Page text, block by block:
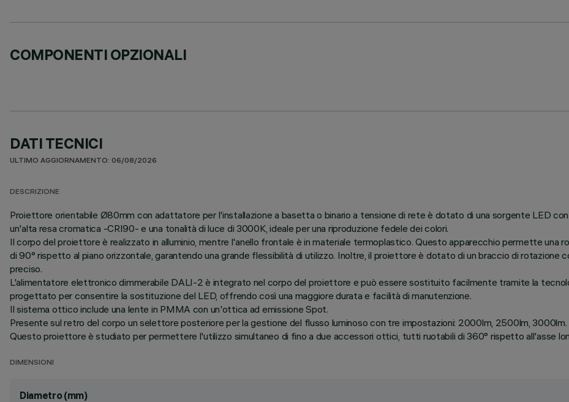
COMPONENTI OPZIONALI
DATI TECNICI
ULTIMO AGGIORNAMENTO: 06/08/2026
DESCRIZIONE
Proiettore orientabile Ø80mm con adattatore per l'installazione a basetta o binario a tensione di rete è dotato di una sorgente LED
un'alta resa cromatica -CRI90- e una tonalità di luce di 3000K, ideale per una riproduzione fedele dei colori.
Il corpo del proiettore è realizzato in alluminio, mentre l'anello frontale è in materiale termoplastico. Questo apparecchio permette una
di 90° rispetto al piano orizzontale, garantendo una grande flessibilità di utilizzo. Inoltre, il proiettore è dotato di un braccio di rotazione
preciso.
L'alimentatore elettronico dimmerabile DALI-2 è integrato nel corpo del proiettore e può essere sostituito facilmente tramite la
progettato per consentire la sostituzione del LED, offrendo così una maggiore durata e facilità di manutenzione.
Il sistema ottico include una lente in PMMA con un'ottica ad emissione Spot.
Presente sul retro del corpo un selettore posteriore per la gestione del flusso luminoso con tre impostazioni: 2000lm, 2500lm, 3000lm.
Questo proiettore è studiato per permettere l'utilizzo simultaneo di fino a due accessori ottici, tutti ruotabili di 360° rispetto all'asse
DIMENSIONI
Diametro (mm)